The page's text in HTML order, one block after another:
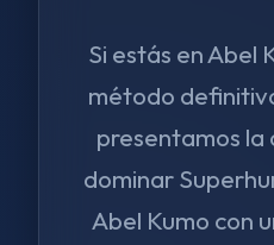
Si estás en Abel
método
presentamos
dominar
Abel Kumo con